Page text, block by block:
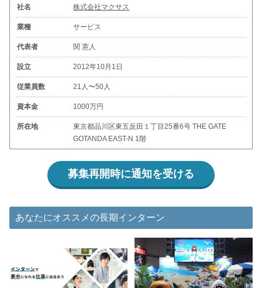
社名 株式会社マクサス
業種 サービス
代表者 関 憲人
設立 2012年10月1日
従業員数 21人〜50人
資本金 1000万円
所在地
東京都品川区東五反田１丁目25番6号 THE GATE
GOTANDA EAST-N 1階
募集再開時に通知を受ける
あなたにオススメの長期インターン